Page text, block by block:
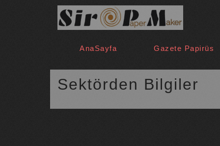
AnaSayfa Gazete Papirüs
Sektörden Bilgiler